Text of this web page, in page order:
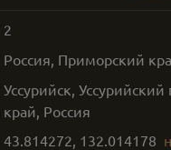
2
Россия, Приморский
Уссурийск,
край, Россия
43.814272, 132.014178